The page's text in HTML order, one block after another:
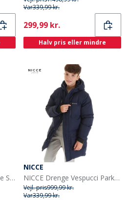
Var339,99 kr.
Current
299,99 kr.
Halv pris eller mindre
Bench Herre Anders Fleece Sten
NICCE
NICCE Drenge Vespucci Parka Blå
Vejl. pris999,99 kr.
Var339,99 kr.